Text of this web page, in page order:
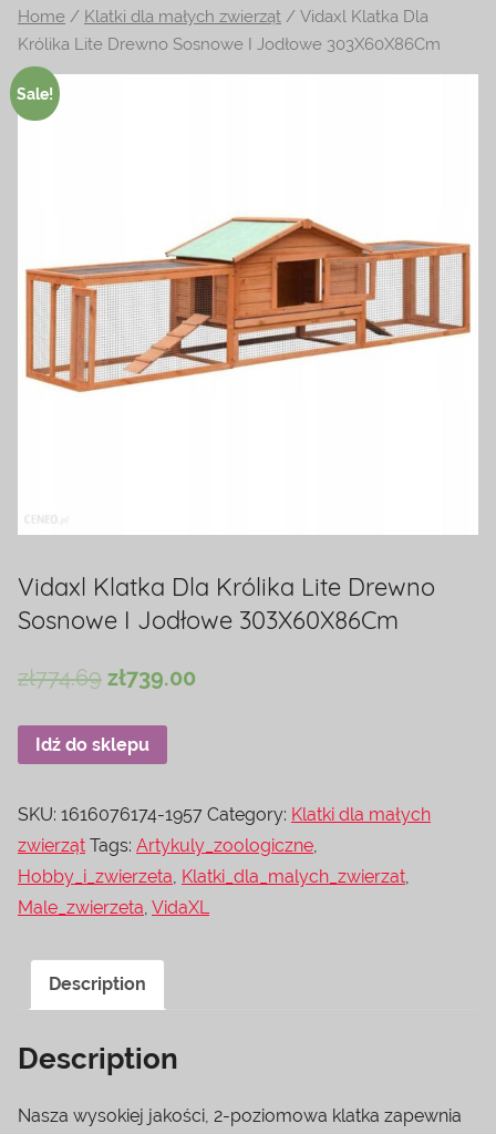
na
temat
terrarystyki
i
Home / Klatki dla małych zwierząt / Vidaxl Klatka Dla
Królika Lite Drewno Sosnowe I Jodłowe 303X60X86Cm
Sale!
Vidaxl Klatka Dla Królika Lite Drewno
Sosnowe I Jodłowe 303X60X86Cm
zł774.69 zł739.00
Idź do sklepu
SKU: 1616076174-1957 Category: Klatki dla małych
zwierząt Tags: Artykuly_zoologiczne,
Hobby_i_zwierzeta, Klatki_dla_malych_zwierzat,
Male_zwierzeta, VidaXL
Description
Description
Nasza wysokiej jakości, 2-poziomowa klatka zapewnia